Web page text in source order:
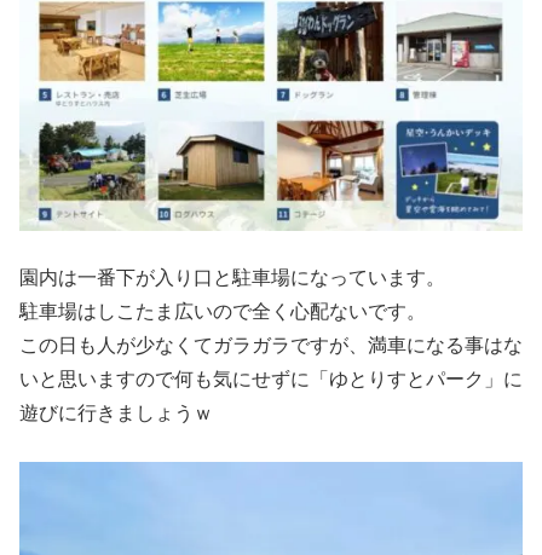
園内は一番下が入り口と駐車場になっています。
駐車場はしこたま広いので全く心配ないです。
この日も人が少なくてガラガラですが、満車になる事はな
いと思いますので何も気にせずに「ゆとりすとパーク」に
遊びに行きましょうｗ